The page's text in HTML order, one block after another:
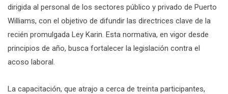
dirigida al personal de los sectores público y privado de Puerto
Williams, con el objetivo de difundir las directrices clave de la
recién promulgada Ley Karin. Esta normativa, en vigor desde
principios de año, busca fortalecer la legislación contra el
acoso laboral.
La capacitación, que atrajo a cerca de treinta participantes,